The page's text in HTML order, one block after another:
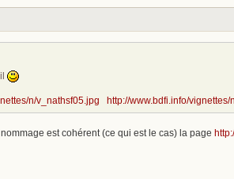
n/v_nathsf05.jpg http://www.bdfi.info/vignettes/
est cohérent (ce qui est le cas) la page